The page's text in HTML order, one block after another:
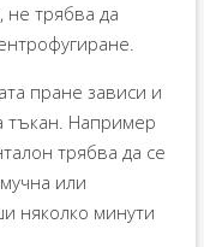
трябва да
пране зависи и
тъкан. Например
трябва да се
или
няколко минути